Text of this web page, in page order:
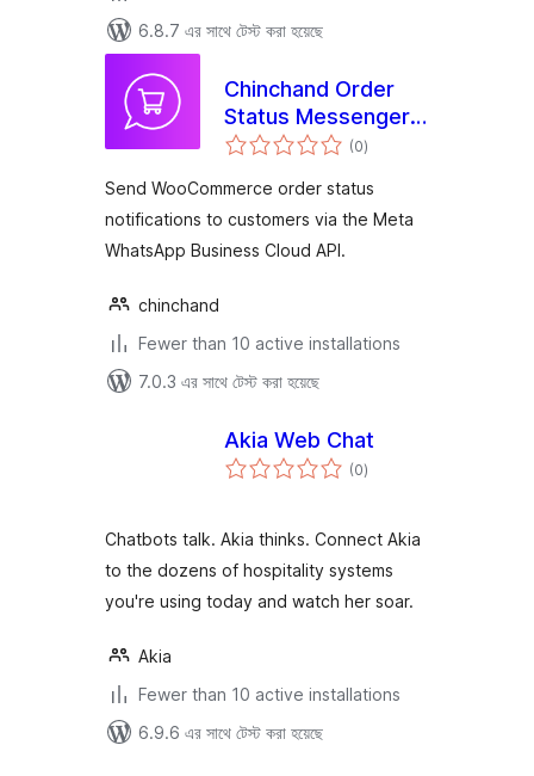
6.8.7 এর সাথে টেস্ট করা হয়েছে
Chinchand Order
Status Messenger
for WooCommerce
(0total
ratings
)
Send WooCommerce order status
notifications to customers via the Meta
WhatsApp Business Cloud API.
chinchand
Fewer than 10 active installations
7.0.3 এর সাথে টেস্ট করা হয়েছে
Akia Web Chat
(0total
ratings
)
Chatbots talk. Akia thinks. Connect Akia
to the dozens of hospitality systems
you're using today and watch her soar.
Akia
Fewer than 10 active installations
6.9.6 এর সাথে টেস্ট করা হয়েছে